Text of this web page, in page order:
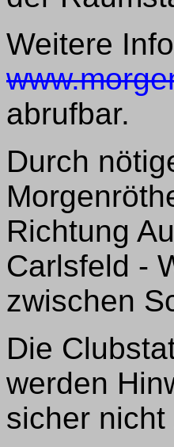
Weitere
abrufbar.
Durch
Richtung
Carlsfeld -
zwischen
Die
werden
sicher